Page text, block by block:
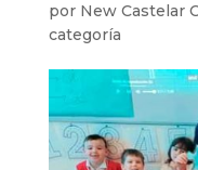
por New Castelar
categoría